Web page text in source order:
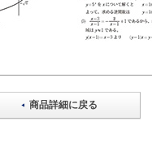
商品詳細に戻る